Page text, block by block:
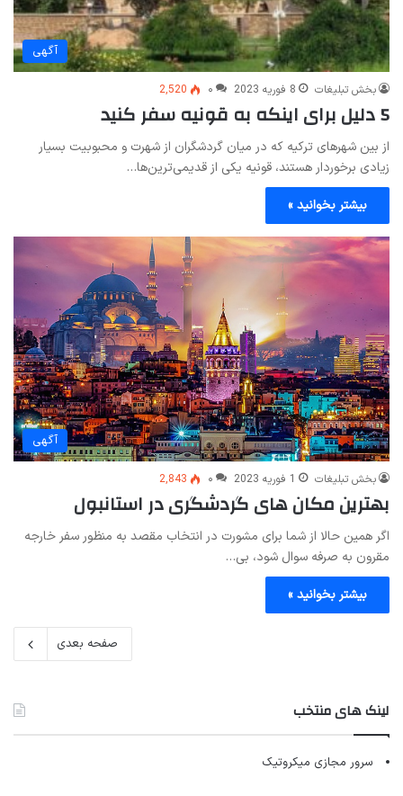
آگهی
بخش تبلیغات 8 فوریه 2023 ۰ 2,520
5 دلیل برای اینکه به قونیه سفر کنید
از بین شهرهای ترکیه که در میان گردشگران از شهرت و محبوبیت بسیار
زیادی برخوردار هستند، قونیه یکی از قدیمی‌ترین‌ها…
بیشتر بخوانید »
آگهی
بخش تبلیغات 1 فوریه 2023 ۰ 2,843
بهترین مکان های گردشگری در استانبول
اگر همین حالا از شما برای مشورت در انتخاب مقصد به منظور سفر خارجه
مقرون‌ به‌ صرفه سوال شود، بی‌…
بیشتر بخوانید »
صفحه بعدی
لینک های منتخب
سرور مجازی میکروتیک